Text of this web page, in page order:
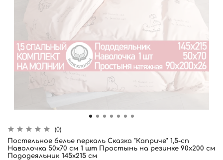
(0)
Постельное белье перкаль Сказка "Каприче" 1,5-сп
Наволочка 50х70 см 1 шт Простынь на резинке 90x200 см
Пододеяльник 145x215 см